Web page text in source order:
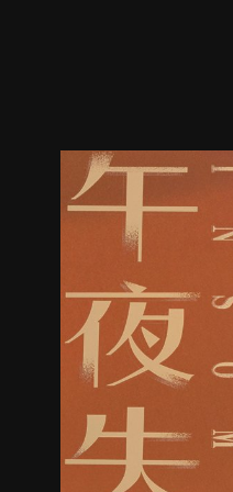
預告 劇照